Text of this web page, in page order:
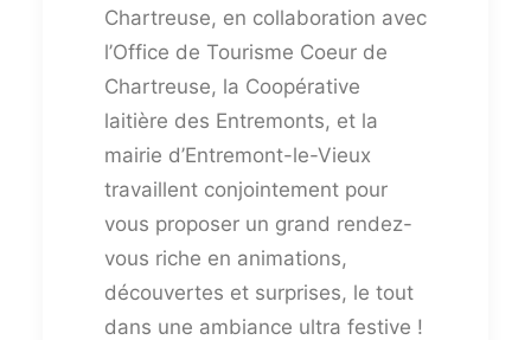
Chartreuse, en collaboration avec
l’Office de Tourisme Coeur de
Chartreuse, la Coopérative
laitière des Entremonts, et la
mairie d’Entremont-le-Vieux
travaillent conjointement pour
vous proposer un grand rendez-
vous riche en animations,
découvertes et surprises, le tout
dans une ambiance ultra festive !